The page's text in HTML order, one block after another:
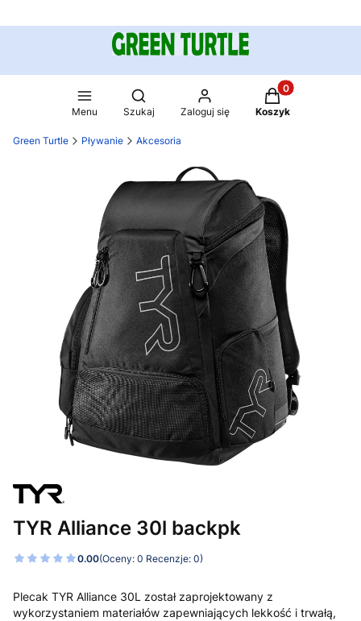
Menu
Otwórz wyszukiwarkę
Szukaj Zaloguj się
Produkty w
Koszyk
Green Turtle Pływanie Akcesoria
TYR Alliance 30l backpk
0.00(Oceny: 0 Recenzje: 0)
Plecak TYR Alliance 30L został zaprojektowany z
wykorzystaniem materiałów zapewniających lekkość i trwałą,